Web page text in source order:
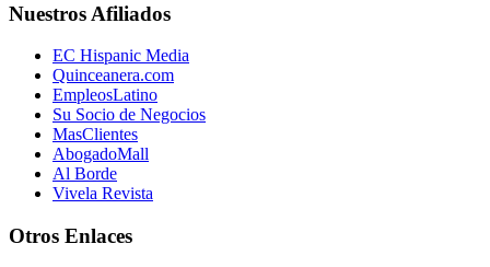
Nuestros Afiliados
EC Hispanic Media
Quinceanera.com
EmpleosLatino
Su Socio de Negocios
MasClientes
AbogadoMall
Al Borde
Vivela Revista
Otros Enlaces